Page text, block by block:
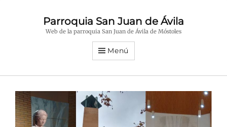
Parroquia San Juan de Ávila
Web de la parroquia San Juan de Ávila de Móstoles
Menú